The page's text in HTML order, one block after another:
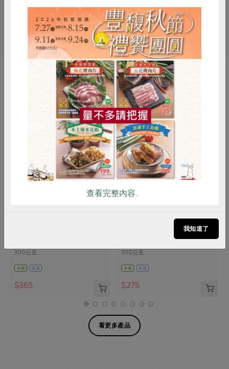
關鍵字
# 地瓜粉
你可能有興趣的產品
300公克
全素 常溫
$365
300公克
全素 常溫
$275
看更多產品
RPET 食譜 減硝酸鹽
雞蛋 食安 共同購買
查看完整內容..
我知道了